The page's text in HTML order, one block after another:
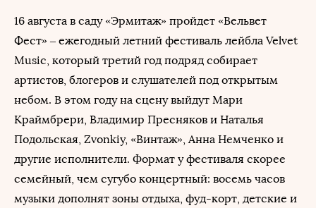
16 августа в саду «Эрмитаж» пройдет «Вельвет
Фест» – ежегодный летний фестиваль лейбла Velvet
Music, который третий год подряд собирает
артистов, блогеров и слушателей под открытым
небом. В этом году на сцену выйдут Мари
Краймбрери, Владимир Пресняков и Наталья
Подольская, Zvonkiy, «Винтаж», Анна Немченко и
другие исполнители. Формат у фестиваля скорее
семейный, чем сугубо концертный: восемь часов
музыки дополнят зоны отдыха, фуд-корт, детские и